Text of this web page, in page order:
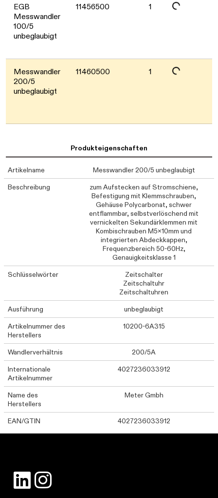
EGB
Messwandler
100/5
unbeglaubigt
11456500 1
Daten werden geladen. Bitte warten...
Messwandler
200/5
unbeglaubigt
11460500 1
Daten werden geladen. Bitte warten...
Produkteigenschaften
Artikelname
Messwandler 200/5 unbeglaubigt
Beschreibung
zum Aufstecken auf Stromschiene,
Befestigung mit Klemmschrauben,
Gehäuse Polycarbonat, schwer
entflammbar, selbstverlöschend mit
vernickelten Sekundärklemmen mit
Kombischrauben M5x10mm und
integrierten Abdeckkappen,
Frequenzbereich 50-60Hz,
Genauigkeitsklasse 1
Schlüsselwörter
Zeitschalter
Zeitschaltuhr
Zeitschaltuhren
Ausführung
unbeglaubigt
Artikelnummer des
Herstellers
10200-6A315
Wandlerverhältnis
200/5A
Internationale
Artikelnummer
4027236033912
Name des
Herstellers
Meter Gmbh
EAN/GTIN 4027236033912